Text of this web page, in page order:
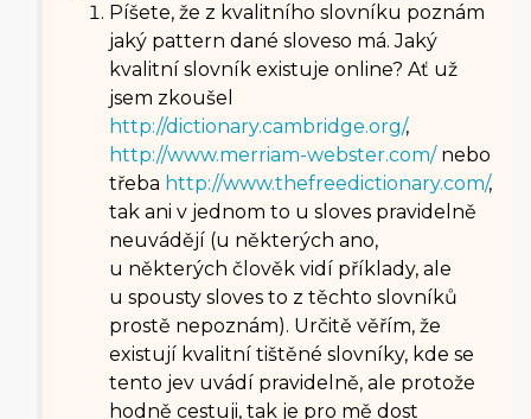
Píšete, že z kvalitního slovníku poznám
jaký pattern dané sloveso má. Jaký
kvalitní slovník existuje online? Ať už
jsem zkoušel
http://dictionary.cambridge.org/,
http://www.merriam-webster.com/nebo
třeba http://www.thefreedictionary.com/,
tak ani v jednom to u sloves pravidelně
neuvádějí (u některých ano,
u některých člověk vidí příklady, ale
u spousty sloves to z těchto slovníků
prostě nepoznám). Určitě věřím, že
existují kvalitní tištěné slovníky, kde se
tento jev uvádí pravidelně, ale protože
hodně cestuji, tak je pro mě dost